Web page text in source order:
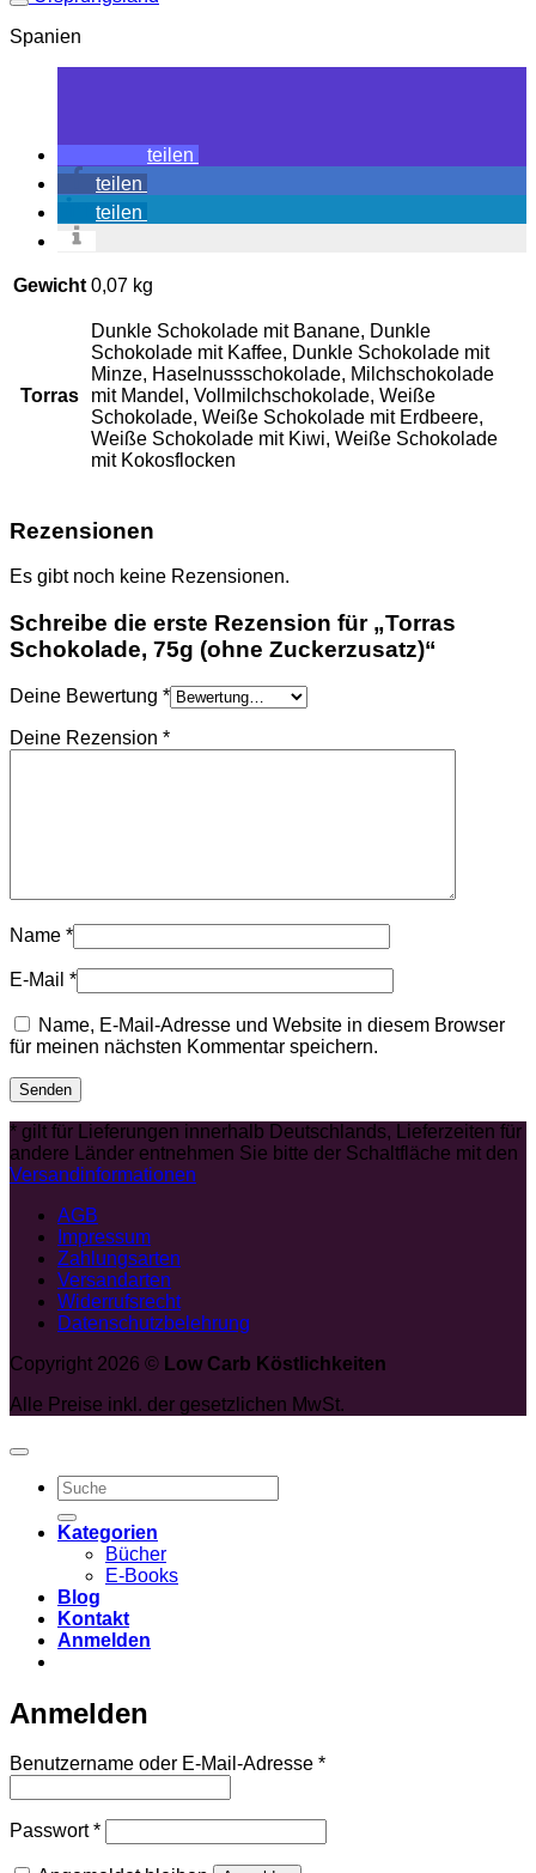
Spanien
teilen
teilen
teilen
Gewicht 0,07 kg
Torras
Dunkle Schokolade mit Banane, Dunkle
Schokolade mit Kaffee, Dunkle Schokolade mit
Minze, Haselnussschokolade, Milchschokolade
mit Mandel, Vollmilchschokolade, Weiße
Schokolade, Weiße Schokolade mit Erdbeere,
Weiße Schokolade mit Kiwi, Weiße Schokolade
mit Kokosflocken
Rezensionen
Es gibt noch keine Rezensionen.
Schreibe die erste Rezension für „Torras
Schokolade, 75g (ohne Zuckerzusatz)“
Deine Bewertung *
Deine Rezension *
Name *
E-Mail *
Name, E-Mail-Adresse und Website in diesem Browser
für meinen nächsten Kommentar speichern.
* gilt für Lieferungen innerhalb Deutschlands, Lieferzeiten für
andere Länder entnehmen Sie bitte der Schaltfläche mit den
Versandinformationen
AGB
Impressum
Zahlungsarten
Versandarten
Widerrufsrecht
Datenschutzbelehrung
Copyright 2026 © Low Carb Köstlichkeiten
Alle Preise inkl. der gesetzlichen MwSt.
Suche
nach:
Kategorien
Bücher
E-Books
Blog
Kontakt
Anmelden
Anmelden
Benutzername oder E-Mail-Adresse *Erforderlich
Passwort*Erforderlich